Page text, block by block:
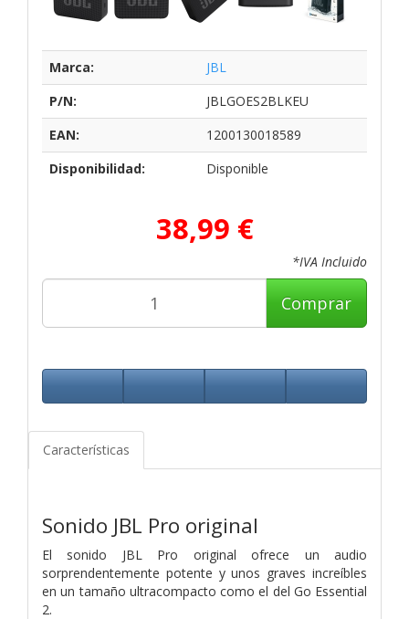
Marca:
JBL
P/N:
JBLGOES2BLKEU
EAN:
1200130018589
Disponibilidad:
Disponible
38,99 €
*IVA Incluido
Comprar
Características
Sonido JBL Pro original
El sonido JBL Pro original ofrece un audio
sorprendentemente potente y unos graves increíbles
en un tamaño ultracompacto como el del Go Essential
2.